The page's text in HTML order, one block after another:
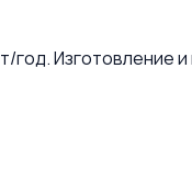
год. Изготовление